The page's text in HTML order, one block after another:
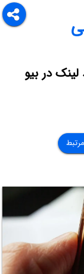
لینک در بیو